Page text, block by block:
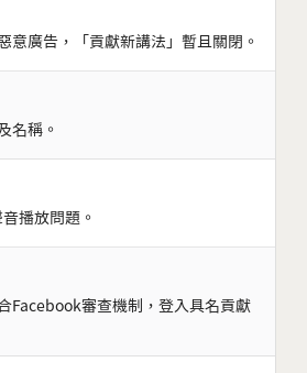
意廣告，「貢獻新講法」暫且關閉。
名稱。
播放問題。
Facebook審查機制，登入具名貢獻